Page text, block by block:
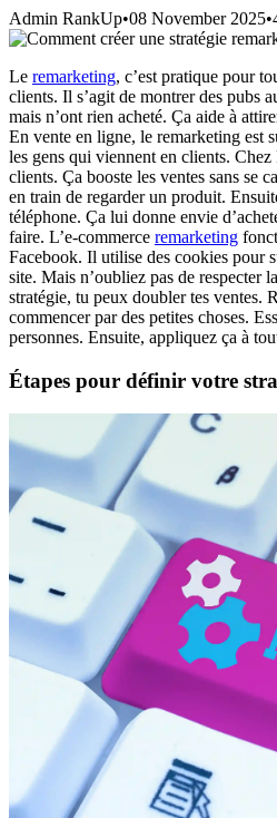
Admin RankUp•08 November 2025•
Le remarketing, c’est pratique pour
clients. Il s’agit de montrer des pubs
mais n’ont rien acheté. Ça aide à
En vente en ligne, le remarketing est
les gens qui viennent en clients.
clients. Ça booste les ventes sans se
en train de regarder un produit.
téléphone. Ça lui donne envie
faire. L’e-commerce remarketing
Facebook. Il utilise des cookies pour
site. Mais n’oubliez pas de respecter
stratégie, tu peux doubler tes ventes.
commencer par des petites choses.
personnes. Ensuite, appliquez ça à
Étapes pour définir votre